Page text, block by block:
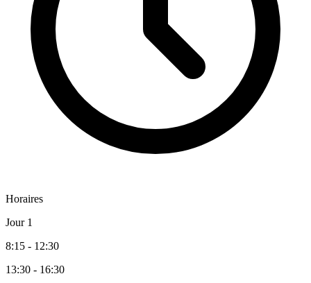
Horaires
Jour 1
8:15 - 12:30
13:30 - 16:30